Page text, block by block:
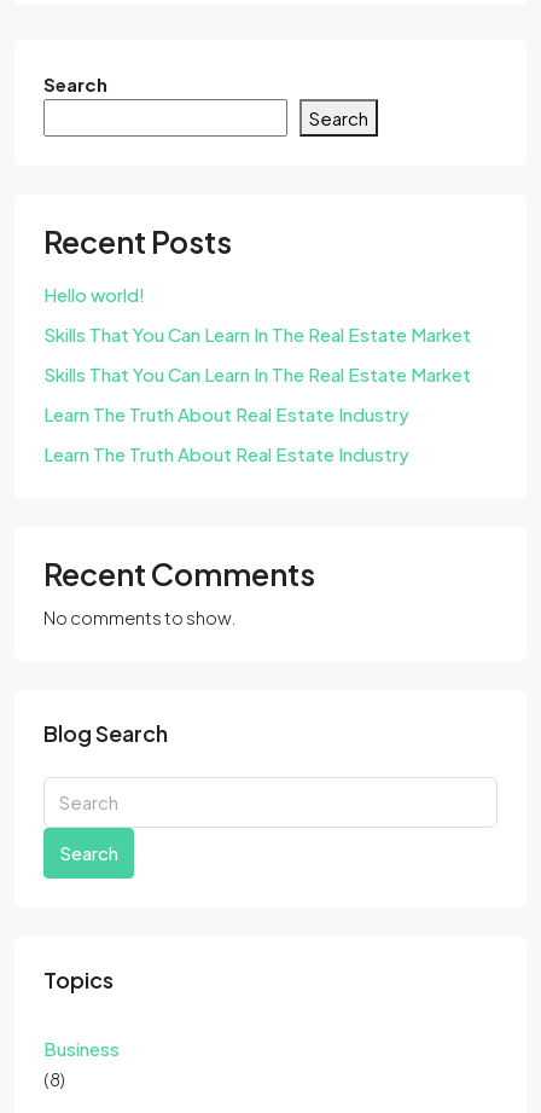
Search
Search
Recent Posts
Hello world!
Skills That You Can Learn In The Real Estate Market
Skills That You Can Learn In The Real Estate Market
Learn The Truth About Real Estate Industry
Learn The Truth About Real Estate Industry
Recent Comments
No comments to show.
Blog Search
Search
Topics
Business
(8)